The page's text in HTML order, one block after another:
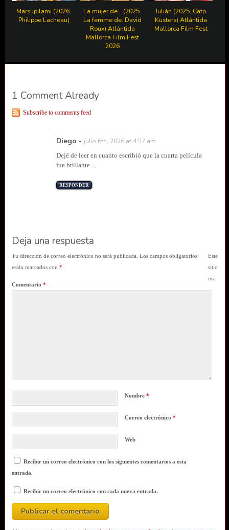
Marsupilami (2026.
Philippe Lacheau)
La mujer de… (2025.
La femme de. David
Roux) Atlántida
Mallorca Film Fest
2026
Julián (2025. Cato
Kusters) Atlántida
Mallorca Film Fest
1 Comment Already
Subscribe to comments feed
Diego - julio 6th, 2026 at 4:37 am
Dejé de leer en cuanto escribió que la cuarta película
fue brillante…
RESPONDER
Deja una respuesta
Tu dirección de correo electrónico no será publicada. Los campos obligatorios
están marcados con *
Comentario *
Nombre *
Correo electrónico *
Web
Recibir un correo electrónico con los siguientes comentarios a esta
entrada.
Recibir un correo electrónico con cada nueva entrada.
Este
sitio
usa